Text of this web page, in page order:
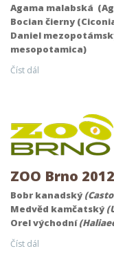
Agama malabská
Bocian čierny
Daniel
mesopotamica)
Číst dál
ZOO Brno 2012
Bobr kanadský
Medvěd kamčatský
Orel východní
Číst dál